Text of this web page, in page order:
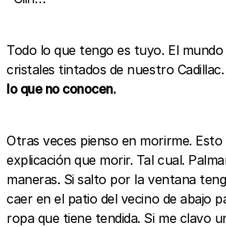
Todo lo que tengo es tuyo. El
cristales tintados de nuestro Cadillac.
lo que no conocen.
Otras veces pienso en morirme.
explicación que morir. Tal cual.
maneras. Si salto por la ventana
caer en el patio del vecino de abajo
ropa que tiene tendida. Si me clavo